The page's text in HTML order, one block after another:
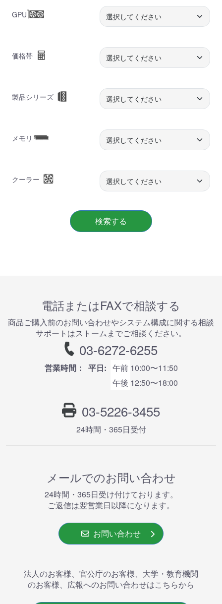
GPU
価格帯
製品シリーズ
メモリ
クーラー
検索する
電話またはFAXで相談する
商品ご購⼊前のお問い合わせやシステム構成に関する相談
サポートはストームまでご相談ください。
03-6272-6255
営業時間： 平日: 午前 10:00〜11:50
午後 12:50〜18:00
03-5226-3455
24時間・365⽇受付
メールでのお問い合わせ
24時間・365⽇受け付けております。
ご返信は翌営業⽇以降になります。
お問い合わせ
法人のお客様、官公庁のお客様、大学・教育機関
のお客様、広報へのお問い合わせはこちらから